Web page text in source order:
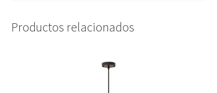
Productos relacionados